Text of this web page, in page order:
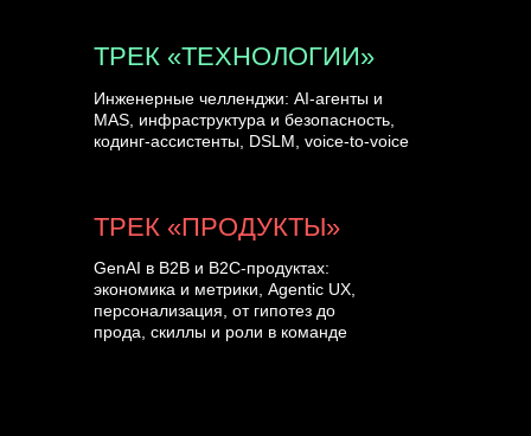
ТРЕК «ПРОДУКТЫ»
GenAI в B2B и B2C-продуктах:
экономика и метрики, Agentic UX,
персонализация, от гипотез до
прода, скиллы и роли в команде
Инженерные челленджи: AI-агенты и
MAS, инфраструктура и безопасность,
кодинг-ассистенты, DSLM, voice-to-voice
ТРЕК «ТЕХНОЛОГИИ»